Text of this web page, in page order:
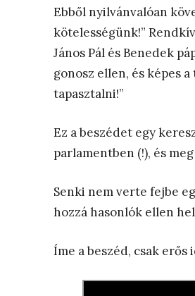
Ebből nyilvánvalóan
kötelességünk!”
János Pál és Benedek
gonosz ellen, és képes
tapasztalni!”
Ez a beszédet egy
parlamentben (!), és
Senki nem verte fejbe
hozzá hasonlók ellen
Íme a beszéd, csak erős